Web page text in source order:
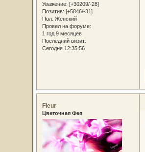
Уважение: [+30209/-28]
Позитив: [+5846/-31]
Пол: Женский
Провел на форуме:
1 год 9 месяцев
Последний визит:
Сегодня 12:35:56
Fleur
Цветочная Фея